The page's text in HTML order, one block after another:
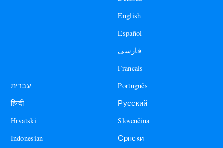
English
Español
فارسی
Francais
עברית
हिन्दी
Hrvatski
Indonesian
Português
Русский
Slovenčina
Српски